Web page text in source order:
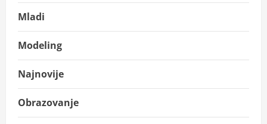
Mladi
Modeling
Najnovije
Obrazovanje